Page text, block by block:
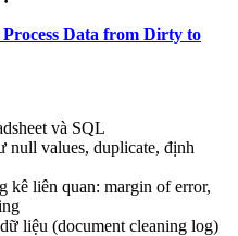
Data from Dirty to
và SQL
null values, duplicate, định
kê liên quan: margin of error,
liệu (document cleaning log)